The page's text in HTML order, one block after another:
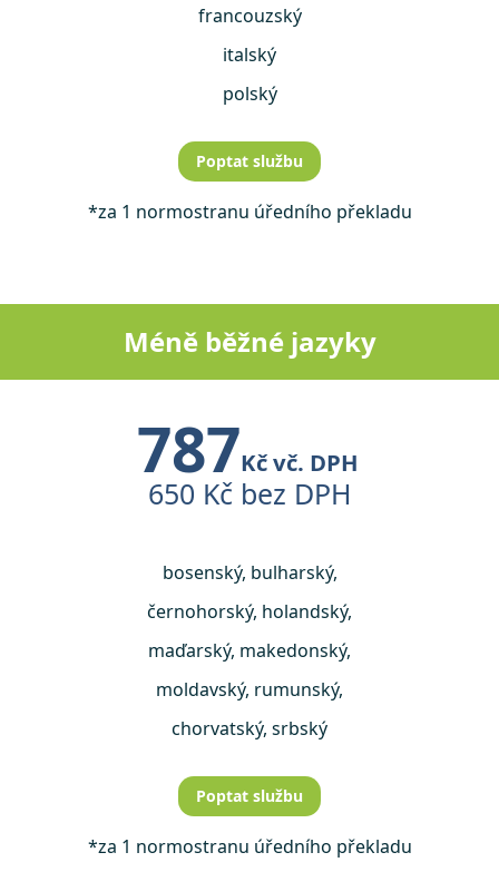
francouzský
italský
polský
Poptat službu
*za 1 normostranu úředního překladu
Méně běžné jazyky
787Kč vč. DPH
650 Kč bez DPH
bosenský, bulharský,
černohorský, holandský,
maďarský, makedonský,
moldavský, rumunský,
chorvatský, srbský
Poptat službu
*za 1 normostranu úředního překladu